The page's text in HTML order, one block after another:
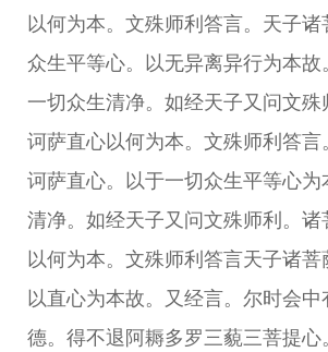
以何为本。文殊师利答言。天子
众生平等心。以无异离异行为本故
一切众生清净。如经天子又问文殊
诃萨直心以何为本。文殊师利答言
诃萨直心。以于一切众生平等心
清净。如经天子又问文殊师利。诸
以何为本。文殊师利答言天子诸菩
以直心为本故。又经言。尔时会
德。得不退阿耨多罗三藐三菩提心